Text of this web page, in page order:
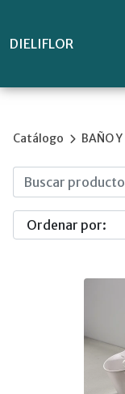
DIELIFLOR
Catálogo BAÑO